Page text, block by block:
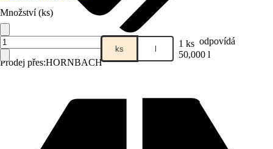
Prodej přes:HORNBACH
Množství (ks)
ks l 1 ks odpovídá
50,000 l